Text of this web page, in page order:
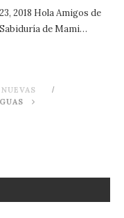
2018 Hola Amigos de
de Mami…